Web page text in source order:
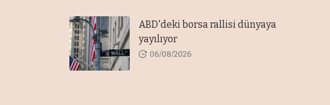
ABD'deki borsa rallisi dünyaya
yayılıyor
06/08/2026